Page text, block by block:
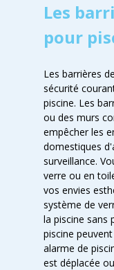
Les
pour
Les barrières
sécurité
piscine. Les
ou des murs
empêcher les
domestiques
surveillance.
verre ou en
vos envies
système de
la piscine sans
piscine
alarme de
est déplacée